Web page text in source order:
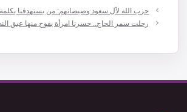
حزب الله لآل سعود وصيصانهم: من يستهدفنا بكلمة
رحلت سمر الحاج.. خسرنا امرأة يفوح منها عبق